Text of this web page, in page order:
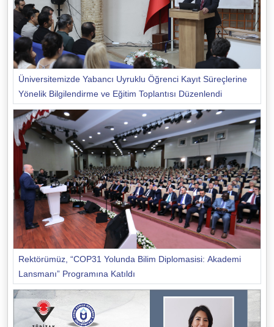
Üniversitemizde Yabancı Uyruklu Öğrenci Kayıt Süreçlerine
Yönelik Bilgilendirme ve Eğitim Toplantısı Düzenlendi
Rektörümüz, “COP31 Yolunda Bilim Diplomasisi: Akademi
Lansmanı” Programına Katıldı